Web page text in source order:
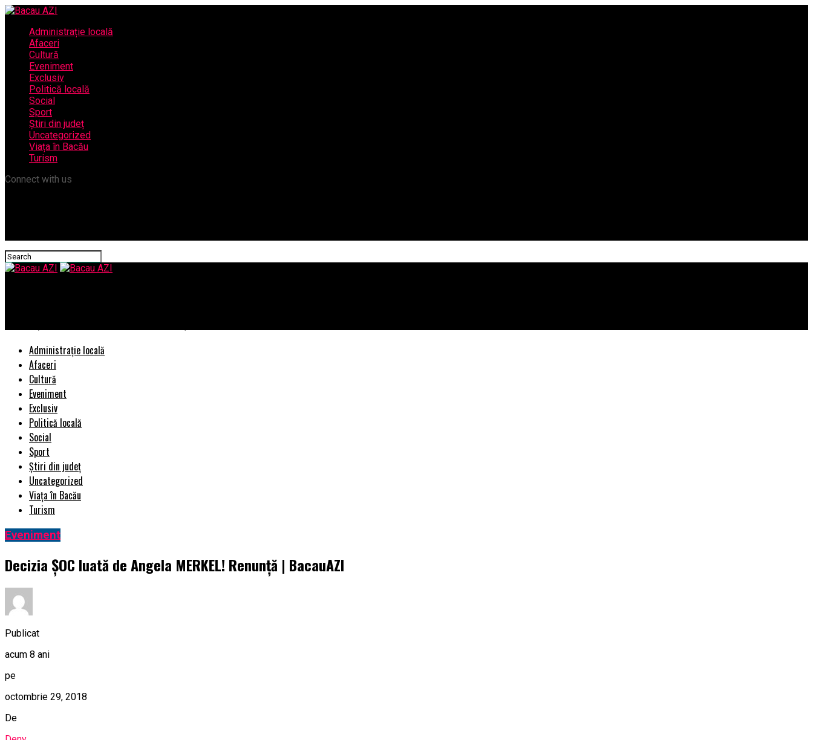
Administrație locală
Afaceri
Cultură
Eveniment
Exclusiv
Politică locală
Social
Sport
Știri din județ
Uncategorized
Viața în Bacău
Turism
Connect with us
Administrație locală
Afaceri
Cultură
Eveniment
Exclusiv
Politică locală
Social
Sport
Știri din județ
Uncategorized
Viața în Bacău
Turism
Eveniment
Decizia ȘOC luată de Angela MERKEL! Renunță | BacauAZI
Publicat
acum 8 ani
pe
octombrie 29, 2018
De